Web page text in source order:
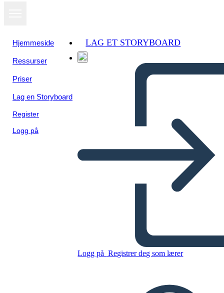
Hjemmeside
Ressurser
Priser
Lag en Storyboard
Register
Logg på
LAG ET STORYBOARD
Logg på Registrer deg som lærer